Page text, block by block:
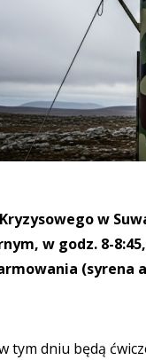
w
w godz. 8-
(syrena
tym dniu będą